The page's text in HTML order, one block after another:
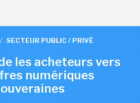
/ SECTEUR PUBLIC / PRIVÉ
les acheteurs vers
numériques